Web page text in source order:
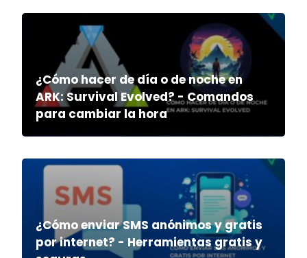
¿Cómo hacer de día o de noche en
ARK: Survival Evolved? - Comandos
para cambiar la hora
¿Cómo enviar SMS anónimos y gratis
por internet? - Herramientas gratis y